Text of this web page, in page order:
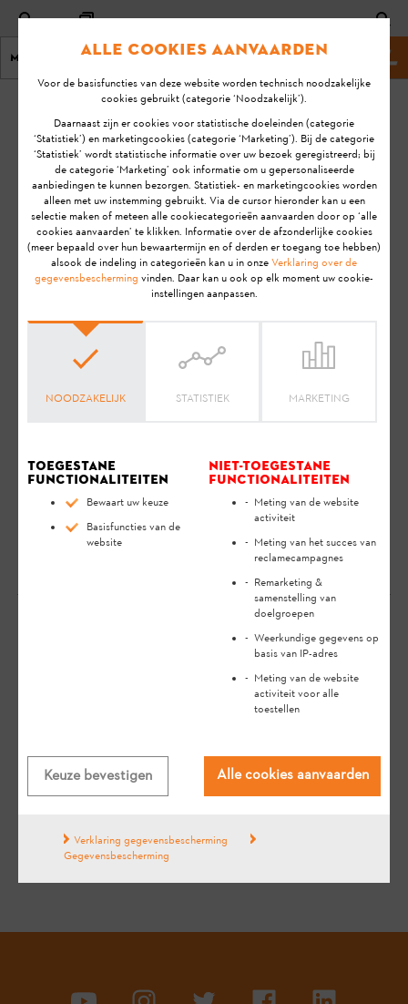
Menu Stihl-website
KA-01093
Hoe wijzig ik mijn
adres?
Smart Connector
Laatste
update:
25/11/2021
FAQ
Gebruik
Voordat je jouw STIHL product gebruiksklaar
maakt, in gebruik neemt, reinigt, transporteert, opslaat,
onderhoudt, repareert, problemen oplost of afvoert, dien je de
gebruiksaanwijzing
zorgvuldig door te lezen. De
gebruiksaanwijzing bevat veiligheidsinstructies en ondersteunt
je bij het veilig en milieuvriendelijk gebruik van je STIHL
Je kan het adres van je gebruikersaccount wijzigen
bij de accountinstellingen in de STIHL connected
Portal. In de STIHL connected App kan het adres
niet worden gewijzigd.
Je mening is belangrijk voor ons!
Heeft het antwoord
Ja Neen
Alle cookies aanvaarden
Voor de basisfuncties van deze website worden technisch noodzakelijke
cookies gebruikt (categorie ‘Noodzakelijk’).
Daarnaast zijn er cookies voor statistische doeleinden (categorie
‘Statistiek’) en marketingcookies (categorie ‘Marketing’). Bij de categorie
‘Statistiek’ wordt statistische informatie over uw bezoek geregistreerd; bij
de categorie ‘Marketing’ ook informatie om u gepersonaliseerde
aanbiedingen te kunnen bezorgen. Statistiek- en marketingcookies worden
alleen met uw instemming gebruikt. Via de cursor hieronder kan u een
selectie maken of meteen alle cookiecategorieën aanvaarden door op ‘alle
cookies aanvaarden’ te klikken. Informatie over de afzonderlijke cookies
(meer bepaald over hun bewaartermijn en of derden er toegang toe hebben)
alsook de indeling in categorieën kan u in onzeVerklaring over de
gegevensbescherming vinden. Daar kan u ook op elk moment uw cookie-
instellingen aanpassen.
NOODZAKELIJK STATISTIEK MARKETING
Toegestane
functionaliteiten
Bewaart uw keuze
Basisfuncties van de
website
Niet-toegestane
functionaliteiten
Meting van de website
activiteit
Meting van het succes van
reclamecampagnes
Remarketing &
samenstelling van
doelgroepen
Weerkundige gegevens op
basis van IP-adres
Meting van de website
activiteit voor alle
toestellen
Keuze bevestigen Alle cookies aanvaarden
Verklaring gegevensbescherming
Gegevensbescherming